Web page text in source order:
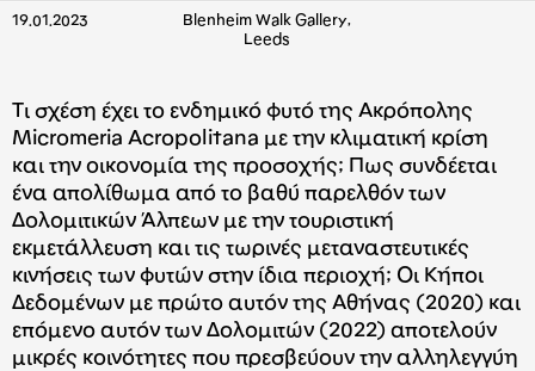
19.01.2023
Blenheim Walk Gallery,
Leeds
Τι σχέση έχει το ενδημικό φυτό της Ακρόπολης
Micromeria Acropolitana με την κλιματική κρίση
και την οικονομία της προσοχής; Πως συνδέεται
ένα απολίθωμα από το βαθύ παρελθόν των
Δολομιτικών Άλπεων με την τουριστική
εκμετάλλευση και τις τωρινές μεταναστευτικές
κινήσεις των φυτών στην ίδια περιοχή; Οι Κήποι
Δεδομένων με πρώτο αυτόν της Αθήνας (2020) και
επόμενο αυτόν των Δολομιτών (2022) αποτελούν
μικρές κοινότητες που πρεσβεύουν την αλληλεγγύη